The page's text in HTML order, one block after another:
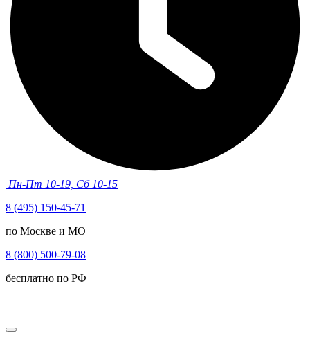
Пн-Пт 10-19, Сб 10-15
8 (495) 150-45-71
по Москве и МО
8 (800) 500-79-08
бесплатно по РФ